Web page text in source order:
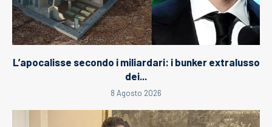
L’apocalisse secondo i miliardari: i bunker extralusso
dei...
8 Agosto 2026